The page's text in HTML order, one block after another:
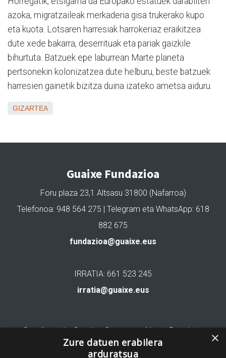
azoka, migratzaileak merkaderia gisa trukerako kupo
eta kuota. Lotsaren harresiak harrokeriaz eraikitzea
dute xede bakarra, deserrituak eta pariak gaizkile
bihurtuta. Batzuek epe laburrean Marte planeta
pertsonekin kolonizatzea dute helburu, beste batzuek
harresien gainetik bizitza duina izateko ametsa aiduru.
GIZARTEA
Guaixe Fundazioa
Foru plaza 23,1 Altsasu 31800 (Nafarroa)
Telefonoa: 948 564 275 | Telegram eta WhatsApp: 618
882 675
fundazioa@guaixe.eus
IRRATIA: 661 523 245
irratia@guaixe.eus
Gure lizentzia: Creative Commons Aitortu Partekatu
Codesyntaxek garatua
×
Zure datuen erabilera
arduratsua